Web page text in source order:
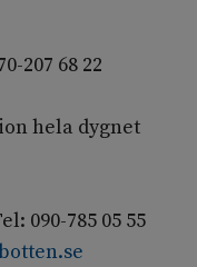
207 68 22
hela dygnet
090-785 05 55